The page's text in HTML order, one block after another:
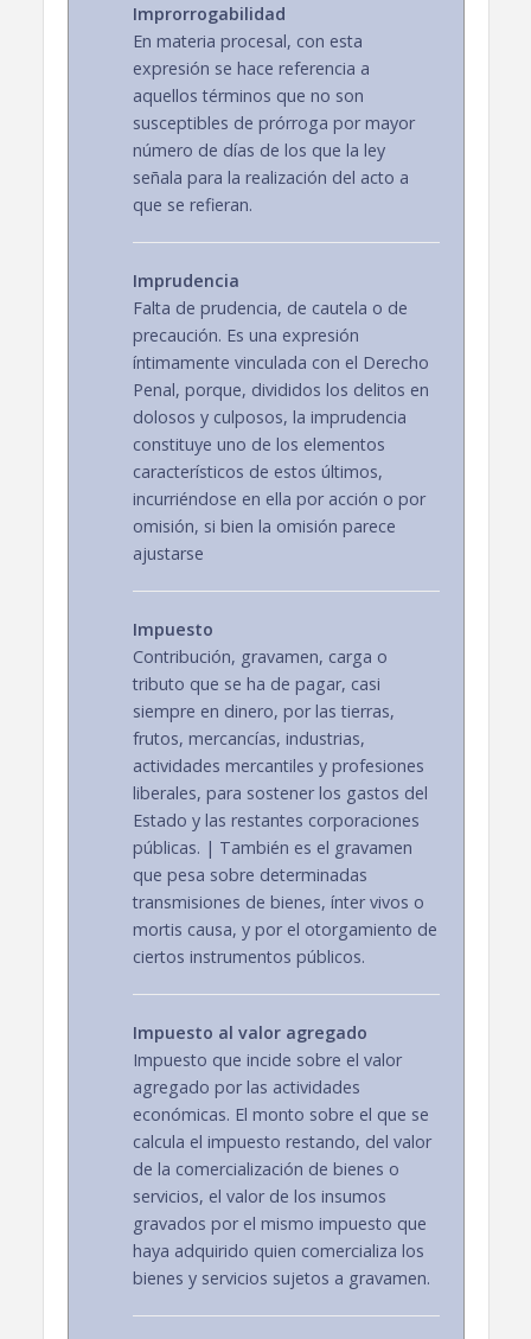
Improrrogabilidad
En materia procesal, con esta
expresión se hace referencia a
aquellos términos que no son
susceptibles de prórroga por mayor
número de días de los que la ley
señala para la realización del acto a
que se refieran.
Imprudencia
Falta de prudencia, de cautela o de
precaución. Es una expresión
íntimamente vinculada con el Derecho
Penal, porque, divididos los delitos en
dolosos y culposos, la imprudencia
constituye uno de los elementos
característicos de estos últimos,
incurriéndose en ella por acción o por
omisión, si bien la omisión parece
ajustarse
Impuesto
Contribución, gravamen, carga o
tributo que se ha de pagar, casi
siempre en dinero, por las tierras,
frutos, mercancías, industrias,
actividades mercantiles y profesiones
liberales, para sostener los gastos del
Estado y las restantes corporaciones
públicas. | También es el gravamen
que pesa sobre determinadas
transmisiones de bienes, ínter vivos o
mortis causa, y por el otorgamiento de
ciertos instrumentos públicos.
Impuesto al valor agregado
Impuesto que incide sobre el valor
agregado por las actividades
económicas. El monto sobre el que se
calcula el impuesto restando, del valor
de la comercialización de bienes o
servicios, el valor de los insumos
gravados por el mismo impuesto que
haya adquirido quien comercializa los
bienes y servicios sujetos a gravamen.